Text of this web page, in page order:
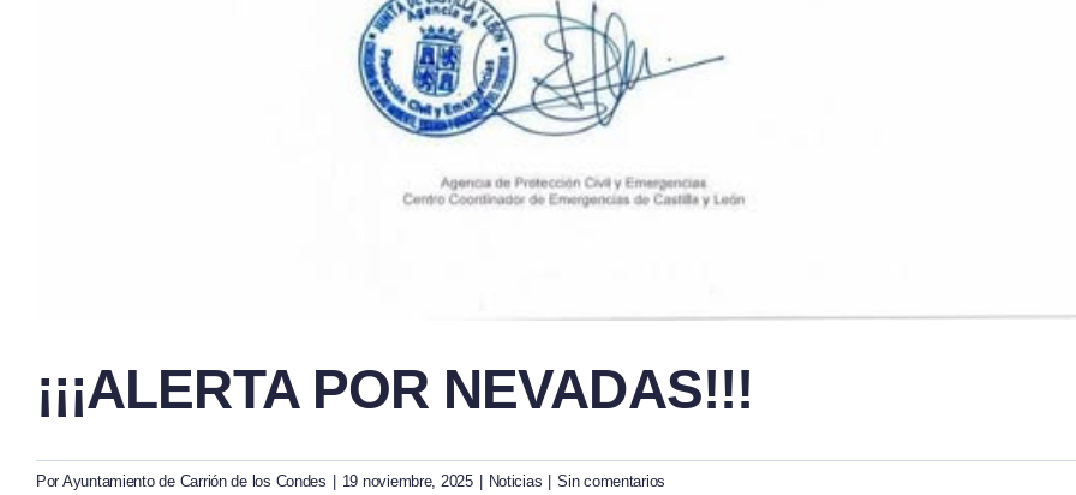
¡¡¡ALERTA POR NEVADAS!!!
Por Ayuntamiento de Carrión de los Condes | 19 noviembre, 2025 | Noticias | Sin comentarios